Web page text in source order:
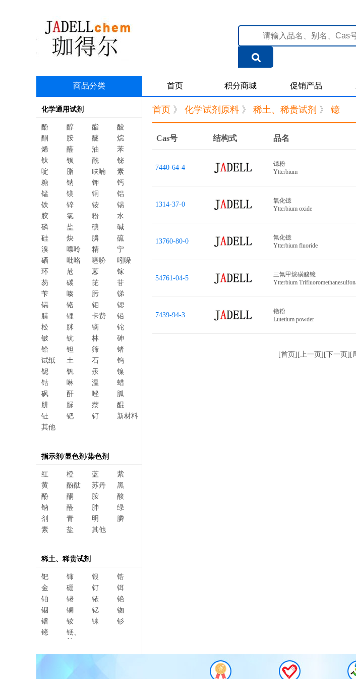
商品分类 首页 积分商城 促销产品
化学通用试剂
酚 醇 酯
酸
酮
胺 醚
烷
烯
醛 油
苯
钛
钡 酰
铋
啶
脂 呋喃
素
糖
钠 钾
钙
锰
镁 铜
铝
铁
锌 铵
锡
胶
氯 粉
水
磷
盐 碘
碱
硅
炔 膦
硫
溴
嘌呤 精
宁
硒
吡咯 噻吩
吲哚
环
苊 蒽
镓
芴
碳 芘
苷
苄
嗪 肟
锑
镉
铬 钼
锶
腈
锂 卡费
铅
松
脒 镝
铊
铍
钪 林
砷
铪
钽 筛
锗
试纸
土 石
钨
铌
钒 汞
镍
钴
啉 温
蜡
砜
酐 唑
胍
肼
脲 萘
醌
钍
钯 钌
新材料
其他
指示剂/显色剂/染色剂
红 橙 蓝
紫
黄
酚酞 苏丹
黑
酚
酮 胺
酸
钠
醛 胂
绿
剂
青 明
膦
素
盐 其他
稀土、稀贵试剂
钯 铈 银
锆
金
硼 钌
铒
铂
铑 铱
铯
铟
镧 钇
铷
镨
钕 铼
钐
镱
铥、
钆、
首页 》 化学试剂原料 》 稀土、稀贵试剂 》 镱
Cas号 结构式 品名
7440-64-4
镱粉
Ytterbium
1314-37-0
氧化镱
Ytterbium oxide
13760-80-0
氟化镱
Ytterbium fluoride
54761-04-5
三氟甲烷磺酸镱
Ytterbium
7439-94-3
镥粉
Lutetium powder
[首页] [上一页] [下一页] [